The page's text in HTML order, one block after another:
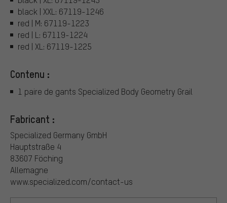
black | XXL: 67119-1246
red | M: 67119-1223
red | L: 67119-1224
red | XL: 67119-1225
Contenu :
1 paire de gants Specialized Body Geometry Grail
Fabricant :
Specialized Germany GmbH
Hauptstraße 4
83607 Föching
Allemagne
www.specialized.com/contact-us